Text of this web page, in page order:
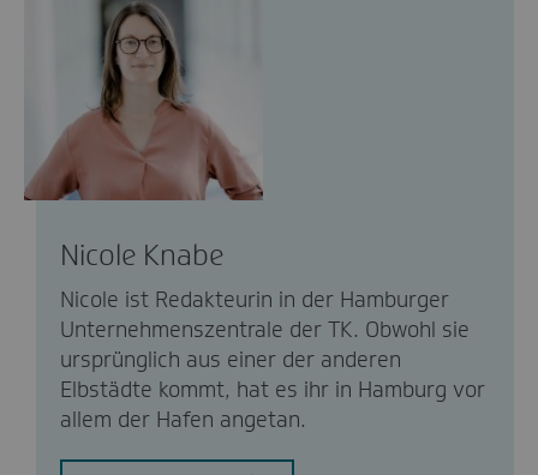
Nicole Knabe
Nicole ist Redakteurin in der Hamburger
Unternehmenszentrale der TK. Obwohl sie
ursprünglich aus einer der anderen
Elbstädte kommt, hat es ihr in Hamburg vor
allem der Hafen angetan.